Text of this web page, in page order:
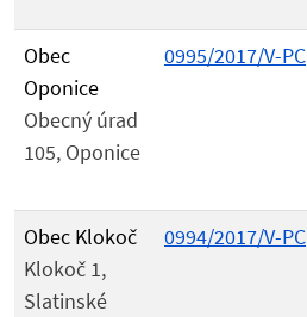
Obec
Oponice
Obecný úrad
105, Oponice
0995/2017/V-PC
Obec Klokoč
Klokoč 1,
Slatinské
0994/2017/V-PC